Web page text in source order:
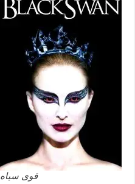
قوی سیاه